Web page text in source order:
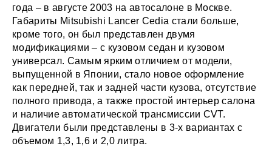
года – в августе 2003 на автосалоне в Москве.
Габариты Mitsubishi Lancer Cedia стали больше,
кроме того, он был представлен двумя
модификациями – с кузовом седан и кузовом
универсал. Самым ярким отличием от модели,
выпущенной в Японии, стало новое оформление
как передней, так и задней части кузова, отсутствие
полного привода, а также простой интерьер салона
и наличие автоматической трансмиссии CVT.
Двигатели были представлены в 3-х вариантах с
объемом 1,3, 1,6 и 2,0 литра.